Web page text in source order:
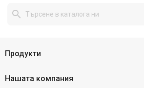

Продукти
Нашата компания